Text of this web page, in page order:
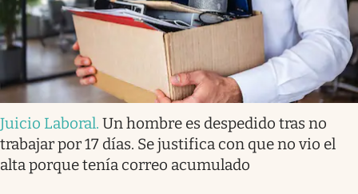
Juicio Laboral. Un hombre es despedido tras no
trabajar por 17 días. Se justifica con que no vio el
alta porque tenía correo acumulado